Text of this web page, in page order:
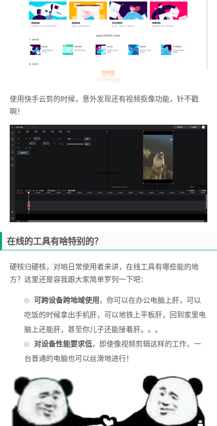
使用快手云剪的时候，意外发现还有视频抠像功能，针不戳
啊！
在线的工具有啥特别的？
硬核归硬核，对咱日常使用者来讲，在线工具有哪些能的地
方？这里还是容我跟大家简单罗列一下吧：
可跨设备跨地域使用，你可以在办公电脑上肝，可以
吃饭的时候拿出手机肝，可以地铁上平板肝，回到家里电
脑上还能肝，甚至你儿子还能接着肝。。。
对设备性能要求低，即使像视频剪辑这样的工作，一
台普通的电脑也可以丝滑地进行！